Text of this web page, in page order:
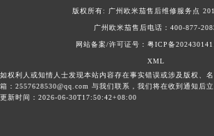
版权所有: 广州欧米茄售后维修服务点
广州欧米茄售后电话： 400-877-
网站备案/许可证号：粤ICP备
XML
如权利人或知情人士发现本站内容存在事实错误或涉及版权、
箱：2557628530@qq.com 与我们联系，我们将在收到通知后
更新时间：2026-06-30T17:50:42+08:00